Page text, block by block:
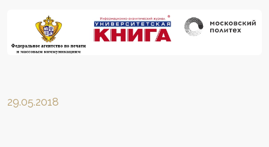
29.05.2018